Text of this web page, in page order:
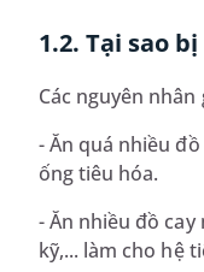
1.2. Tại sao
Các nguyên
- Ăn quá nhiều
ống tiêu hóa.
- Ăn nhiều đồ
kỹ,... làm cho hệ